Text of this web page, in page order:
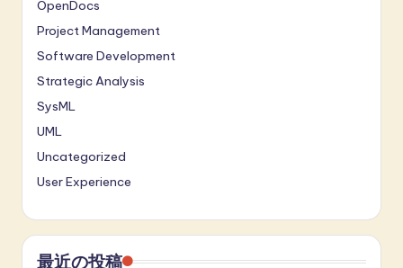
OpenDocs
Project Management
Software Development
Strategic Analysis
SysML
UML
Uncategorized
User Experience
最近の投稿